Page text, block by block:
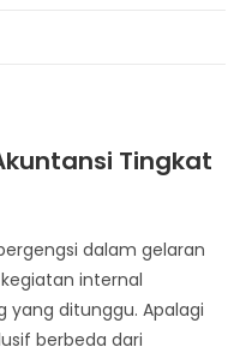
Tingkat
dalam gelaran
internal
yang ditunggu. Apalagi
berbeda dari